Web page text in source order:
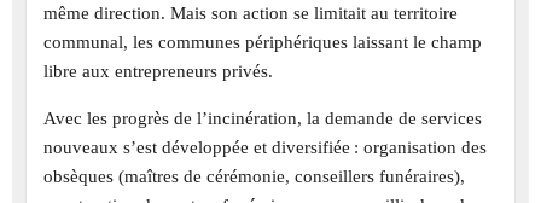
même direction. Mais son action se limitait au territoire
communal, les communes périphériques laissant le champ
libre aux entrepreneurs privés.
Avec les progrès de l’incinération, la demande de services
nouveaux s’est développée et diversifiée : organisation des
obsèques (maîtres de cérémonie, conseillers funéraires),